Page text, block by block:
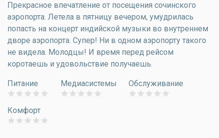
Прекрасное впечатление от посещения сочинского
аэропорта. Летела в пятницу вечером, умудрилась
попасть на концерт индийской музыки во внутреннем
дворе аэропорта. Супер! Ни в одном аэропорту такого
не видела. Молодцы! И время перед рейсом
коротаешь и удовольствие получаешь.
Питание Медиасистемы Обслуживание
Комфорт